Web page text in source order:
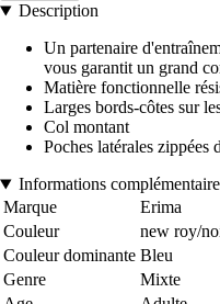
Description
Un partenaire
vous garantit un grand
Matière fonctionnelle
Larges bords-côtes sur
Col montant
Poches latérales zippées
Informations
Marque
Erima
Couleur
new roy/
Couleur dominante Bleu
Genre
Mixte